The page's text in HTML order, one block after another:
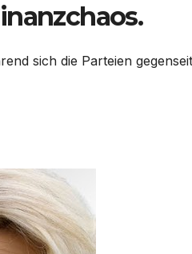
sich die Parteien